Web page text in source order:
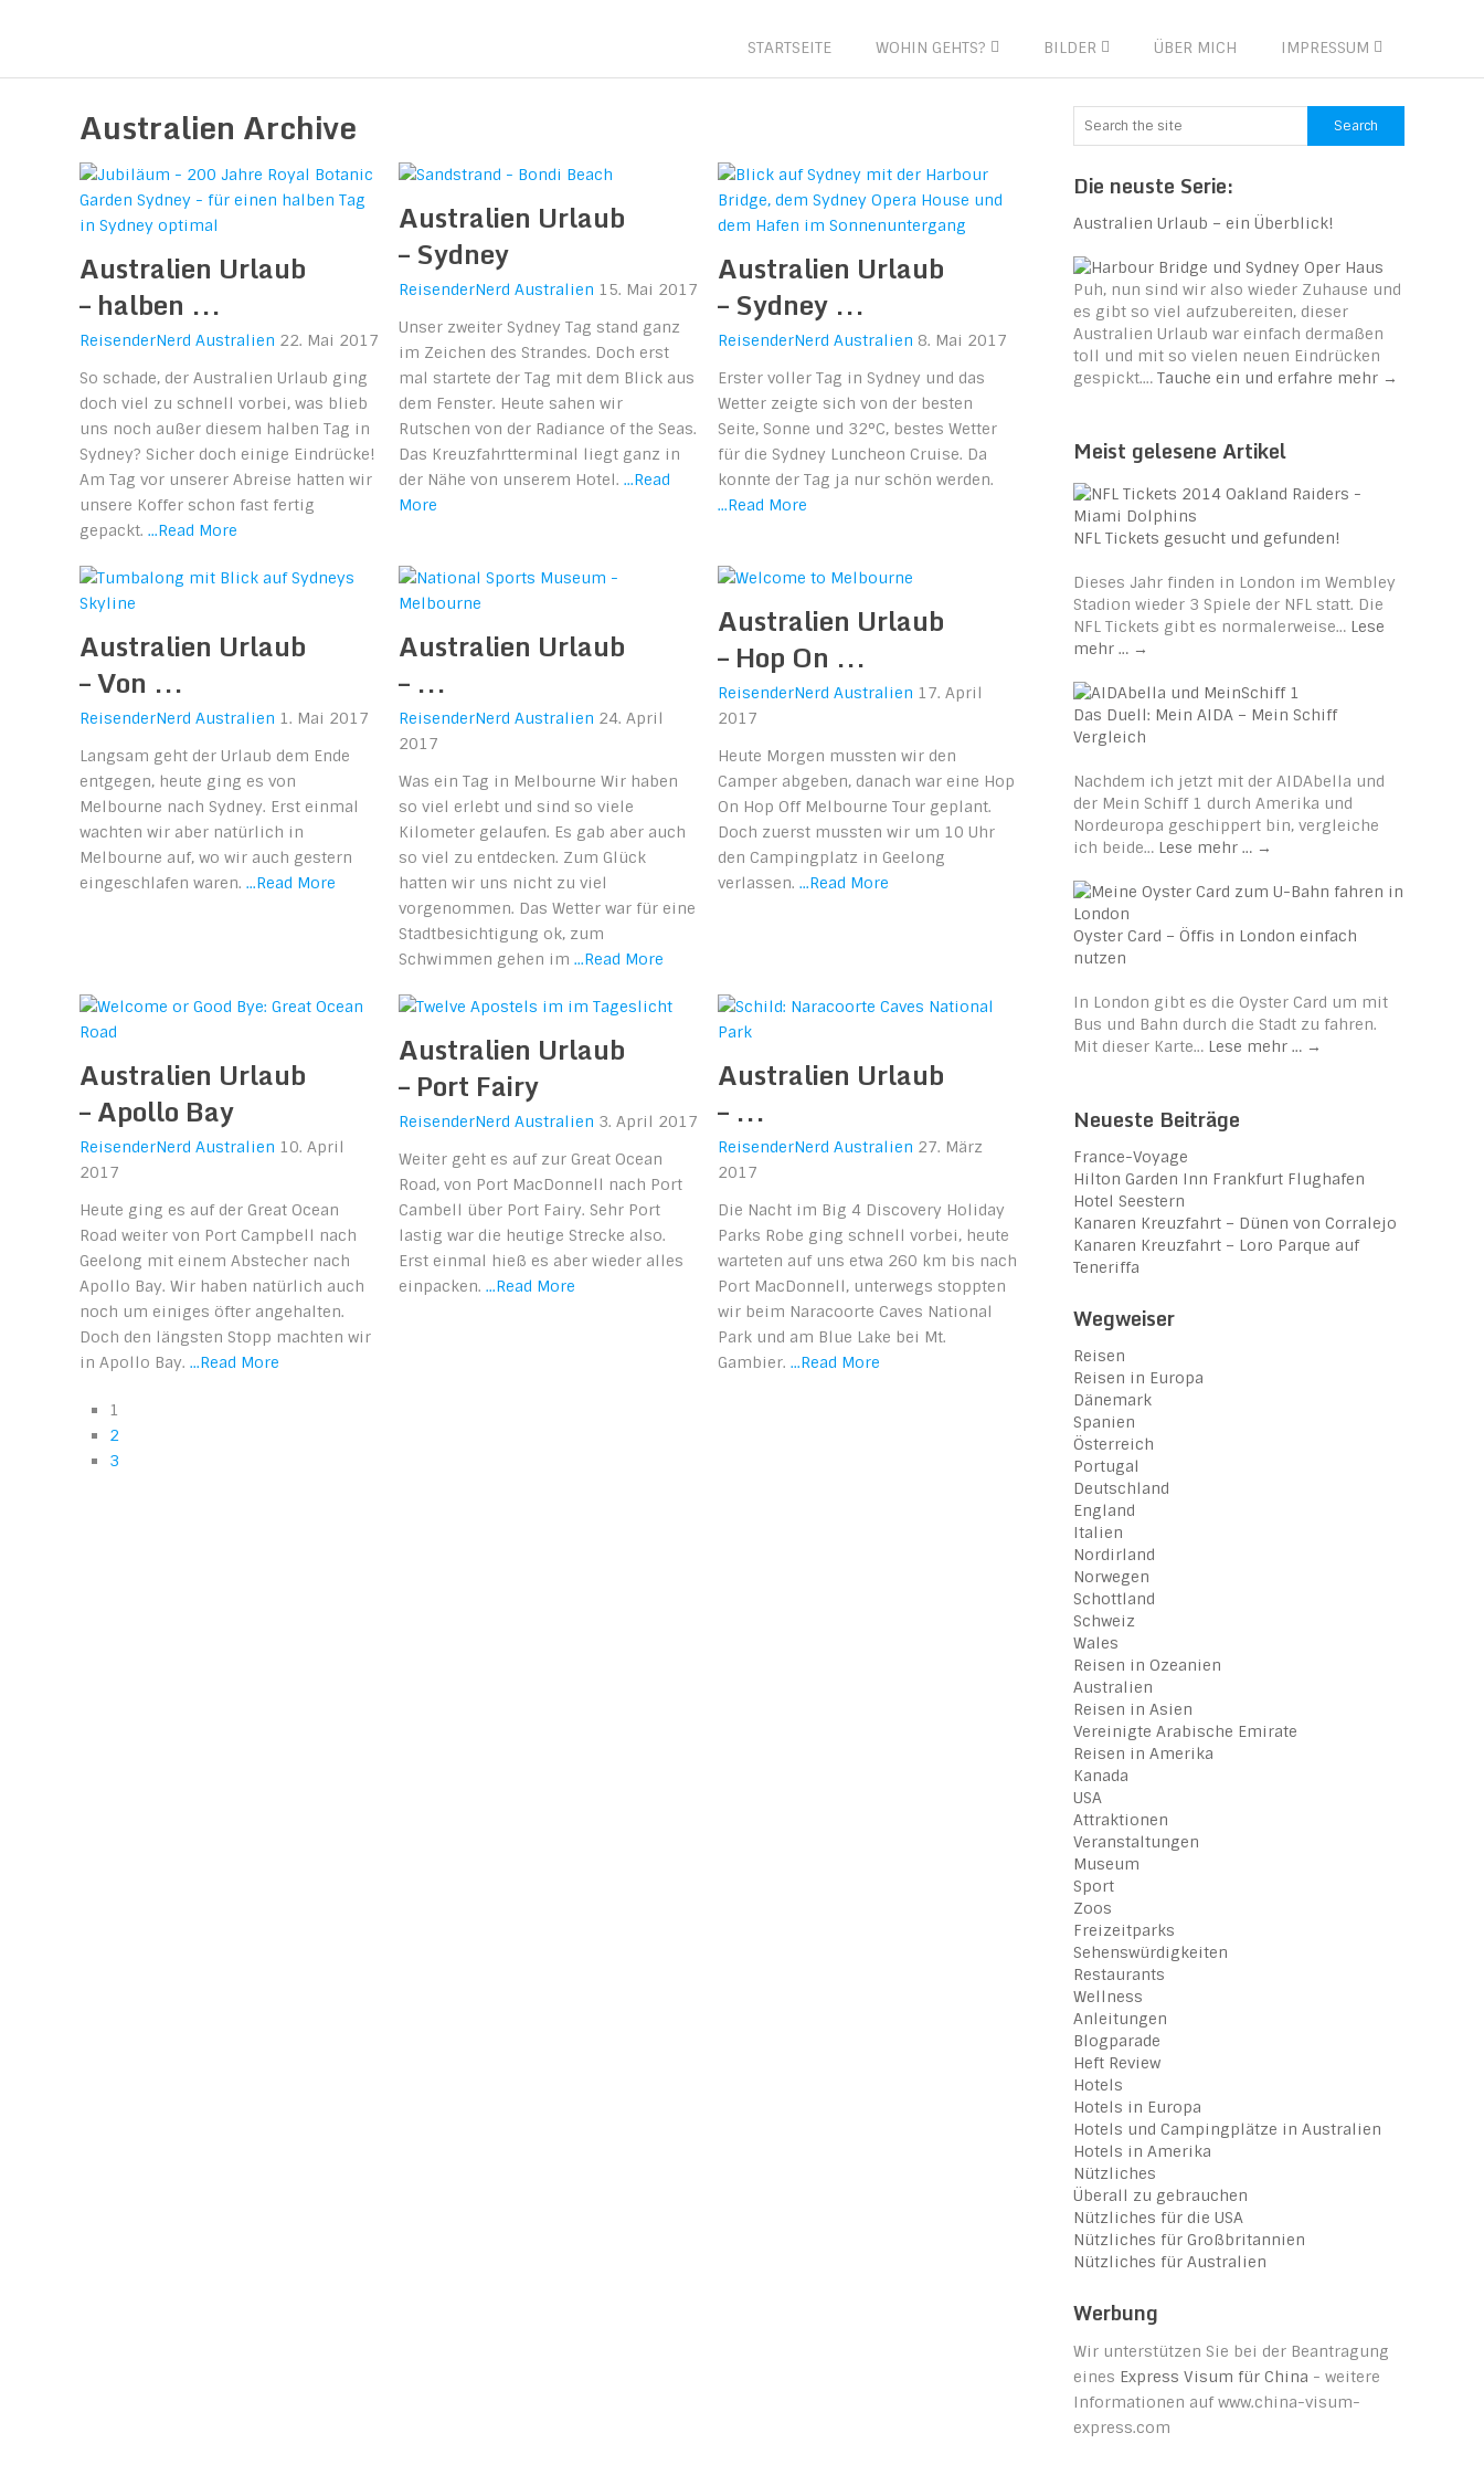
STARTSEITE WOHIN GEHTS? BILDER ÜBER MICH IMPRESSUM
Australien Archive
Australien Urlaub
– halben ...
ReisenderNerd Australien 22. Mai 2017
So schade, der Australien Urlaub ging
doch viel zu schnell vorbei, was blieb
uns noch außer diesem halben Tag in
Sydney? Sicher doch einige Eindrücke!
Am Tag vor unserer Abreise hatten wir
unsere Koffer schon fast fertig
gepackt. ...Read More
Australien Urlaub
– Sydney
ReisenderNerd Australien 15. Mai 2017
Unser zweiter Sydney Tag stand ganz
im Zeichen des Strandes. Doch erst
mal startete der Tag mit dem Blick aus
dem Fenster. Heute sahen wir
Rutschen von der Radiance of the Seas.
Das Kreuzfahrtterminal liegt ganz in
der Nähe von unserem Hotel. ...Read
More
Australien Urlaub
– Sydney ...
ReisenderNerd Australien 8. Mai 2017
Erster voller Tag in Sydney und das
Wetter zeigte sich von der besten
Seite, Sonne und 32°C, bestes Wetter
für die Sydney Luncheon Cruise. Da
konnte der Tag ja nur schön werden.
...Read More
Australien Urlaub
– Von ...
ReisenderNerd Australien 1. Mai 2017
Langsam geht der Urlaub dem Ende
entgegen, heute ging es von
Melbourne nach Sydney. Erst einmal
wachten wir aber natürlich in
Melbourne auf, wo wir auch gestern
eingeschlafen waren. ...Read More
Australien Urlaub
– ...
ReisenderNerd Australien 24. April
2017
Was ein Tag in Melbourne Wir haben
so viel erlebt und sind so viele
Kilometer gelaufen. Es gab aber auch
so viel zu entdecken. Zum Glück
hatten wir uns nicht zu viel
vorgenommen. Das Wetter war für eine
Stadtbesichtigung ok, zum
Schwimmen gehen im ...Read More
Australien Urlaub
– Hop On ...
ReisenderNerd Australien 17. April
2017
Heute Morgen mussten wir den
Camper abgeben, danach war eine Hop
On Hop Off Melbourne Tour geplant.
Doch zuerst mussten wir um 10 Uhr
den Campingplatz in Geelong
verlassen. ...Read More
Australien Urlaub
– Apollo Bay
ReisenderNerd Australien 10. April
2017
Heute ging es auf der Great Ocean
Road weiter von Port Campbell nach
Geelong mit einem Abstecher nach
Apollo Bay. Wir haben natürlich auch
noch um einiges öfter angehalten.
Doch den längsten Stopp machten wir
in Apollo Bay. ...Read More
Australien Urlaub
– Port Fairy
ReisenderNerd Australien 3. April 2017
Weiter geht es auf zur Great Ocean
Road, von Port MacDonnell nach Port
Cambell über Port Fairy. Sehr Port
lastig war die heutige Strecke also.
Erst einmal hieß es aber wieder alles
einpacken. ...Read More
Australien Urlaub
– ...
ReisenderNerd Australien 27. März
2017
Die Nacht im Big 4 Discovery Holiday
Parks Robe ging schnell vorbei, heute
warteten auf uns etwa 260 km bis nach
Port MacDonnell, unterwegs stoppten
wir beim Naracoorte Caves National
Park und am Blue Lake bei Mt.
Gambier. ...Read More
1
2
3
Die neuste Serie:
Australien Urlaub – ein Überblick!
Puh, nun sind wir also wieder Zuhause und
es gibt so viel aufzubereiten, dieser
Australien Urlaub war einfach dermaßen
toll und mit so vielen neuen Eindrücken
gespickt.… Tauche ein und erfahre mehr →
Meist gelesene Artikel
NFL Tickets gesucht und gefunden!
Dieses Jahr finden in London im Wembley
Stadion wieder 3 Spiele der NFL statt. Die
NFL Tickets gibt es normalerweise… Lese
mehr … →
Das Duell: Mein AIDA – Mein Schiff
Vergleich
Nachdem ich jetzt mit der AIDAbella und
der Mein Schiff 1 durch Amerika und
Nordeuropa geschippert bin, vergleiche
ich beide… Lese mehr … →
Oyster Card – Öffis in London einfach
nutzen
In London gibt es die Oyster Card um mit
Bus und Bahn durch die Stadt zu fahren.
Mit dieser Karte… Lese mehr … →
Neueste Beiträge
France-Voyage
Hilton Garden Inn Frankfurt Flughafen
Hotel Seestern
Kanaren Kreuzfahrt – Dünen von Corralejo
Kanaren Kreuzfahrt – Loro Parque auf
Teneriffa
Wegweiser
Reisen
Reisen in Europa
Dänemark
Spanien
Österreich
Portugal
Deutschland
England
Italien
Nordirland
Norwegen
Schottland
Schweiz
Wales
Reisen in Ozeanien
Australien
Reisen in Asien
Vereinigte Arabische Emirate
Reisen in Amerika
Kanada
USA
Attraktionen
Veranstaltungen
Museum
Sport
Zoos
Freizeitparks
Sehenswürdigkeiten
Restaurants
Wellness
Anleitungen
Blogparade
Heft Review
Hotels
Hotels in Europa
Hotels und Campingplätze in Australien
Hotels in Amerika
Nützliches
Überall zu gebrauchen
Nützliches für die USA
Nützliches für Großbritannien
Nützliches für Australien
Werbung
Wir unterstützen Sie bei der Beantragung
eines Express Visum für China - weitere
Informationen auf www.china-visum-
express.com